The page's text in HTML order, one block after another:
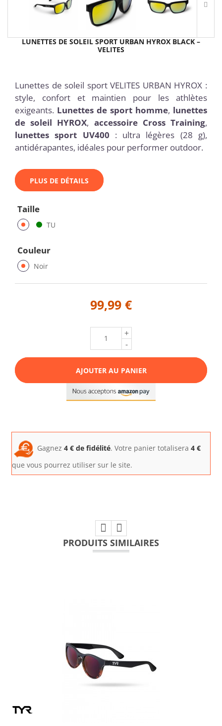
LUNETTES DE SOLEIL SPORT URBAN HYROX BLACK –
VELITES
Lunettes de soleil sport VELITES URBAN HYROX :
style, confort et maintien pour les athlètes
exigeants. Lunettes de sport homme, lunettes
de soleil HYROX, accessoire Cross Training,
lunettes sport UV400 : ultra légères (28 g),
antidérapantes, idéales pour performer outdoor.
PLUS DE DÉTAILS
Taille
TU
Couleur
Noir
99,99 €
+
-
AJOUTER AU PANIER
Gagnez 4 € de fidélité. Votre panier totalisera 4 €
que vous pourrez utiliser sur le site.
PRODUITS SIMILAIRES